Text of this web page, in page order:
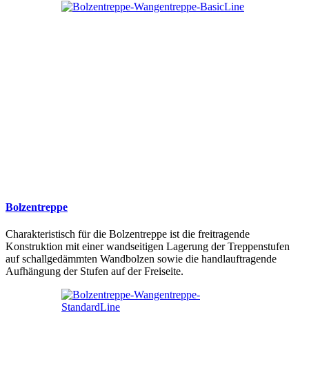
Bolzentreppe
Charakteristisch für die Bolzentreppe ist die freitragende
Konstruktion mit einer wandseitigen Lagerung der Treppenstufen
auf schallgedämmten Wandbolzen sowie die handlauftragende
Aufhängung der Stufen auf der Freiseite.